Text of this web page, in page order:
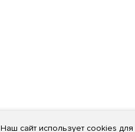
Наш сайт использует cookies